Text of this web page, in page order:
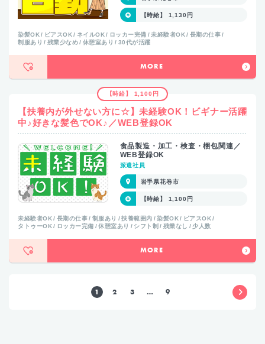
【時給】 1,130円
染髪OK ピアスOK ネイルOK ロッカー完備 未経験者OK
長期の仕事
制服あり
残業少なめ 休憩室あり 30代が活躍
MORE
【時給】 1,100円
【扶養内が外せない方に☆】未経験OK！ビギナー活躍
中♪好きな髪色でOK♪／WEB登録OK
食品製造・加工・検査・梱包関連／
WEB登録OK
派遣社員
岩手県花巻市
【時給】 1,100円
未経験者OK 長期の仕事 制服あり 扶養範囲内 染髪OK
ピアスOK
タトゥーOK
ロッカー完備 休憩室あり シフト制 残業なし 少人数
MORE
1 2 3 … 9